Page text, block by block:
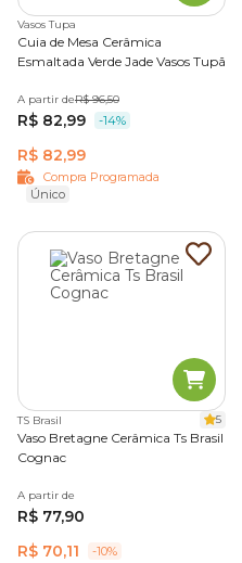
Vasos Tupa
Cuia de Mesa Cerâmica
Esmaltada Verde Jade Vasos Tupã
A partir deR$ 96,50
R$ 82,99 -14%
R$ 82,99
Compra Programada
Único
TS Brasil 5
Vaso Bretagne Cerâmica Ts Brasil
Cognac
A partir de
R$ 77,90
R$ 70,11
-10%